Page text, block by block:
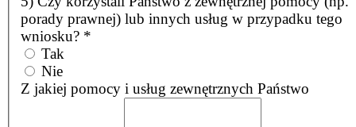
porady prawnej) lub innych usług w przypadku tego
wniosku? *
Tak
Nie
Z jakiej pomocy i usług zewnętrznych Państwo